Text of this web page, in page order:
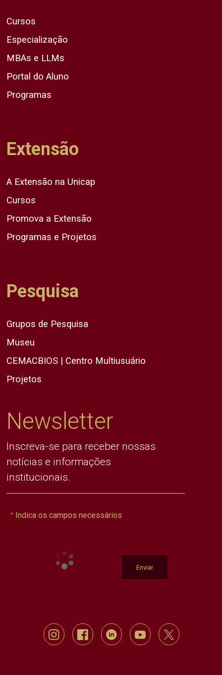
Cursos
Especialização
MBAs e LLMs
Portal do Aluno
Programas
Extensão
A Extensão na Unicap
Cursos
Promova a Extensão
Programas e Projetos
Pesquisa
Grupos de Pesquisa
Museu
CEMACBIOS | Centro Multiusuário
Projetos
Newsletter
Inscreva-se para receber nossas
notícias e informações
institucionais.
Indica os campos necessários
Enviar